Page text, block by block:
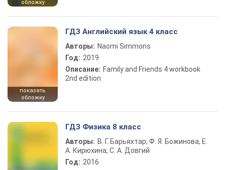
обложку
показать
обложку
ГДЗ Английский язык 4 класс
Авторы: Naomi Simmons
Год: 2019
Описание: Family and Friends 4 workbook
2nd edition
ГДЗ Физика 8 класс
Авторы: В. Г. Барьяхтар, Ф. Я. Божинова, Е.
А. Кирюхина, С. А. Довгий
Год: 2016